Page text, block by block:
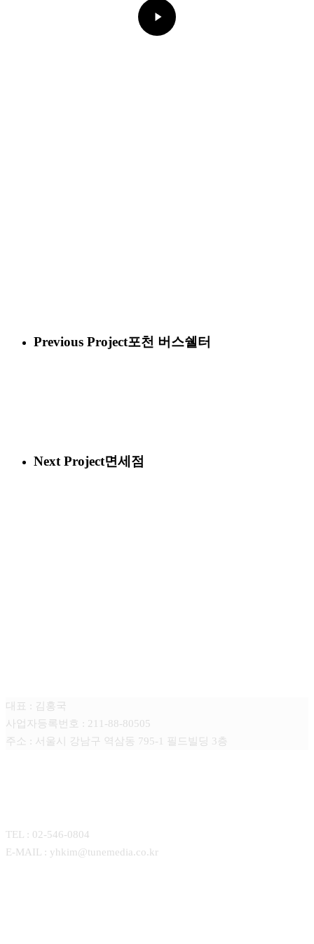
Previous Project포천 버스쉘터
Next Project면세점
대표 : 김홍국
사업자등록번호 : 211-88-80505
주소 : 서울시 강남구 역삼동 795-1 필드빌딩 3층
TEL : 02-546-0804
E-MAIL : yhkim@tunemedia.co.kr